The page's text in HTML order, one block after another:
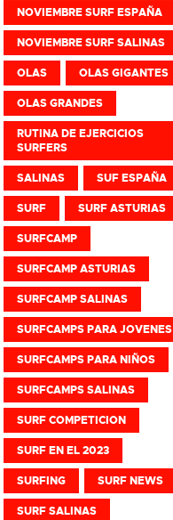
NOVIEMBRE SURF ESPAÑA
NOVIEMBRE SURF SALINAS
OLAS OLAS GIGANTES
OLAS GRANDES
RUTINA DE EJERCICIOS
SURFERS
SALINAS SUF ESPAÑA
SURF SURF ASTURIAS
SURFCAMP
SURFCAMP ASTURIAS
SURFCAMP SALINAS
SURFCAMPS PARA JOVENES
SURFCAMPS PARA NIÑOS
SURFCAMPS SALINAS
SURF COMPETICION
SURF EN EL 2023
SURFING SURF NEWS
SURF SALINAS